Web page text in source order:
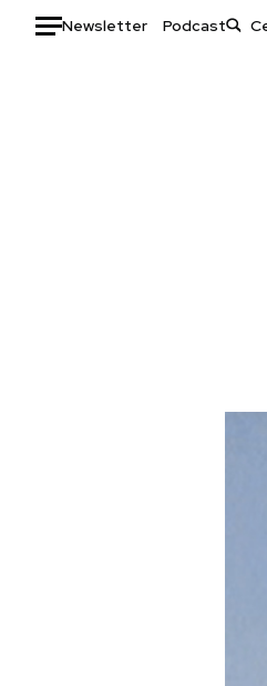
Newsletter Podcast